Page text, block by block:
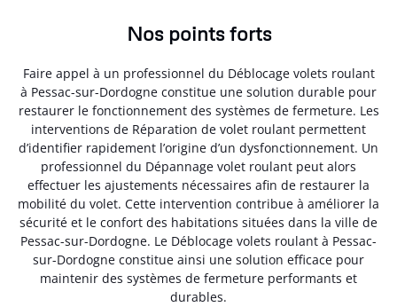
Nos points forts
Faire appel à un professionnel du Déblocage volets roulant
à Pessac-sur-Dordogne constitue une solution durable pour
restaurer le fonctionnement des systèmes de fermeture. Les
interventions de Réparation de volet roulant permettent
d’identifier rapidement l’origine d’un dysfonctionnement. Un
professionnel du Dépannage volet roulant peut alors
effectuer les ajustements nécessaires afin de restaurer la
mobilité du volet. Cette intervention contribue à améliorer la
sécurité et le confort des habitations situées dans la ville de
Pessac-sur-Dordogne. Le Déblocage volets roulant à Pessac-
sur-Dordogne constitue ainsi une solution efficace pour
maintenir des systèmes de fermeture performants et
durables.